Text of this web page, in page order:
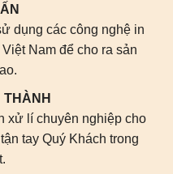
dụng các công nghệ in
Nam để cho ra sản
THÀNH
xử lí chuyên nghiệp cho
tay Quý Khách trong